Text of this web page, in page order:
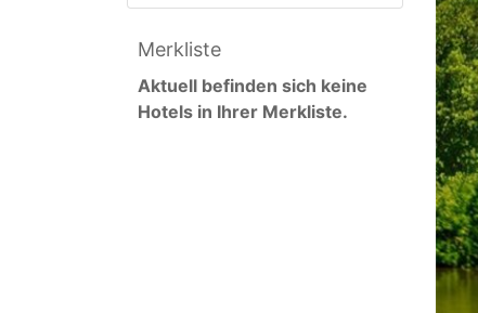
Merkliste
Aktuell befinden sich keine
Hotels in Ihrer Merkliste.